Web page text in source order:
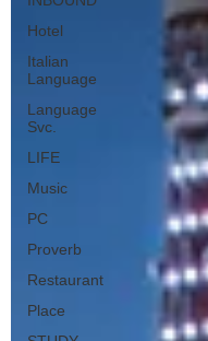
Hotel
Italian
Language
Language
Svc.
LIFE
Music
PC
Proverb
Restaurant
Place